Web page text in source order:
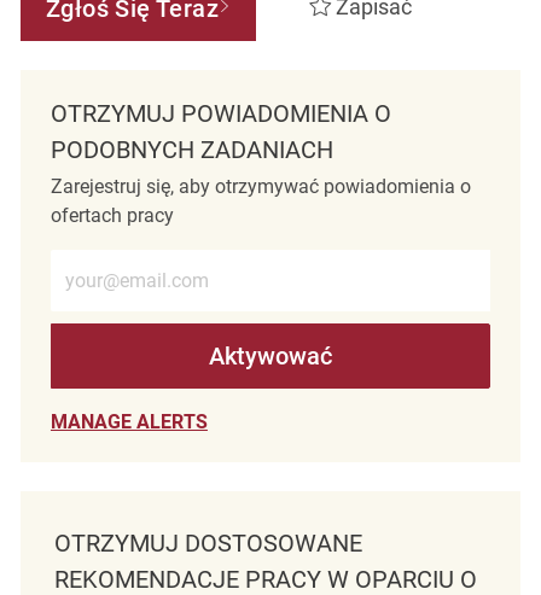
Zgłoś Się Teraz Zapisać
OTRZYMUJ POWIADOMIENIA O
PODOBNYCH ZADANIACH
Zarejestruj się, aby otrzymywać powiadomienia o
ofertach pracy
Aktywować
MANAGE ALERTS
OTRZYMUJ DOSTOSOWANE
REKOMENDACJE PRACY W OPARCIU O